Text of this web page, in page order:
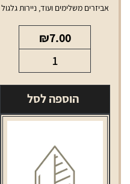
אביזרים משלימים ועוד,ניירות גלגול
₪7.00
של
נייר
גלגול
RAW
פילטר
הוספה לסל